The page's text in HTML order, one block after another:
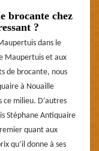
brocante chez
?
dans le
Maupertuis et aux
de brocante, nous
à Nouaille
ce milieu. D’autres
Stéphane Antiquaire
quant aux
qu’il donne à ses